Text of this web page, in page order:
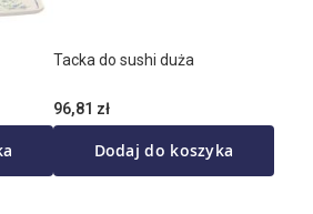
Tacka do sushi duża
96,81 zł
Dodaj do koszyka